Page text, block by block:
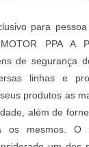
para
PPA A
de segurança
linhas e
produtos as
além de
os mesmos. O